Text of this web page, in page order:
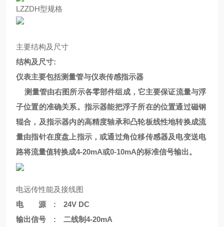
LZZDH型规格
主要结构及尺寸
结构及尺寸:
仪表主要包括测量管与仪表传感指示器
测量管由右图所示各零部件组成，它主要保证流量与浮
子位置的准确关系。指示器能把浮子所在的位置通过磁钢
辊合，及指示器内的高精度轴承和凸轮板线性地转换成流
量由指针在度盘上指示，或通过角位移传感器及电变送电
路将流量值转换成4-20mA或0-10mA的标准信号输出。
电远传性能及接线图
电 源 : 24V DC
输出信号 : 二线制4-20mA